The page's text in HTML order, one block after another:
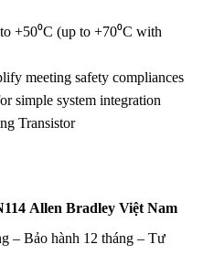
+50⁰C (up to +70⁰C with
meeting safety compliances
simple system integration
Transistor
Allen Bradley Việt Nam
– Bảo hành 12 tháng – Tư